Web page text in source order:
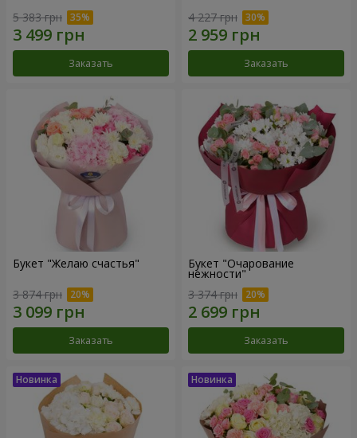
5 383 грн
Заказать
4 227 грн
Заказать
Букет "Желаю счастья"
3 874 грн
Заказать
Букет "Очарование
нежности"
3 374 грн
Заказать